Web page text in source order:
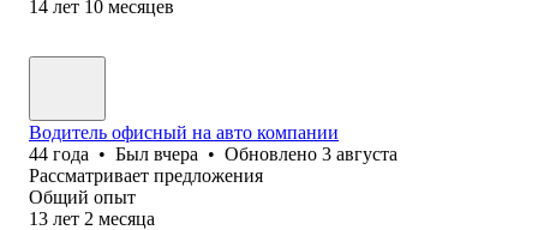
14 лет 10 месяцев
Водитель офисный на авто компании
44 года • Был вчера • Обновлено 3 августа
Рассматривает предложения
Общий опыт
13 лет 2 месяца